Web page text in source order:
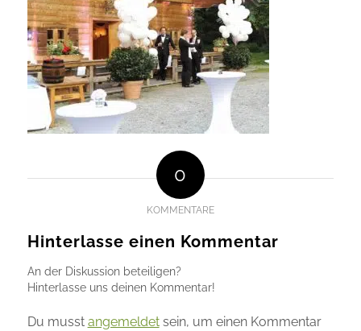
0
KOMMENTARE
Hinterlasse einen Kommentar
An der Diskussion beteiligen?
Hinterlasse uns deinen Kommentar!
Du musst angemeldetsein, um einen Kommentar